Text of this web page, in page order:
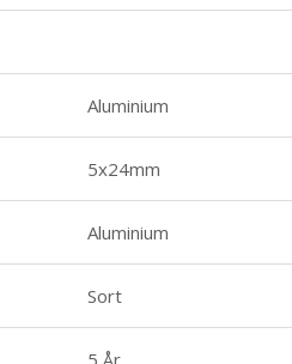
Aluminium
5x24mm
Aluminium
Sort
5 År